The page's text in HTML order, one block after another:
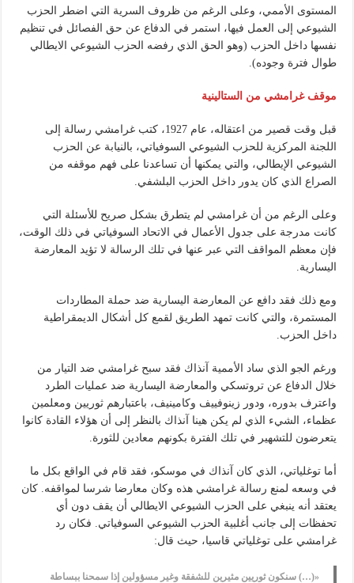
المستوى الأممي، وعلى الرغم من ظروف السرية التي اضطر الحزب
الشيوعي إلى العمل فيها، استمر في الدفاع عن حق الفصائل في تنظيم
نفسها داخل الحزب (وهو الحق الذي رفضه الحزب الشيوعي الايطالي
طوال فترة وجوده).
موقف غرامشي من الستالينية
قبل وقت قصير من اعتقاله، عام 1927، كتب غرامشي رسالة إلى
اللجنة المركزية للحزب الشيوعي السوفياتي، بالنيابة عن الحزب
الشيوعي الإيطالي، والتي يمكنها أن تساعدنا على فهم موقفه من
الصراع الذي كان يدور داخل الحزب البلشفي.
وعلى الرغم من أن غرامشي لم يتطرق بشكل صريح للأسئلة التي
كانت مدرجة على جدول الأعمال في الاتحاد السوفياتي في ذلك الوقت،
فإن معظم المواقف التي عبر عنها في تلك الرسالة لا تؤيد المعارضة
اليسارية.
ومع ذلك فقد دافع عن المعارضة اليسارية ضد حملة المطاردات
المستمرة، والتي كانت تمهد الطريق لقمع كل أشكال الديمقراطية
داخل الحزب.
ورغم الجو الذي ساد الأممية آنذاك فقد سبح غرامشي ضد التيار من
خلال الدفاع عن تروتسكي والمعارضة اليسارية ضد عمليات الطرد
واعترف بدوره، ودور زينوفييف وكامينيف، باعتبارهم ثوريين ومعلمين
عظماء، الشيء الذي لم يكن هينا آنذاك بالنظر إلى أن هؤلاء القادة كانوا
يتعرضون للتشهير في تلك الفترة بكونهم معادين للثورة.
أما توغلياتي، الذي كان آنذاك في موسكو، فقد قام في الواقع بكل ما
في وسعه لمنع رسالة غرامشي هذه وكان معارضا شرسا لمواقفه. كان
يعتقد أنه ينبغي على الحزب الشيوعي الايطالي أن يقف دون أي
تحفظات إلى جانب أغلبية الحزب الشيوعي السوفياتي. فكان رد
غرامشي على توغلياتي قاسيا، حيث قال:
«(…) سنكون ثوريين مثيرين للشفقة وغير مسؤولين إذا سمحنا ببساطة